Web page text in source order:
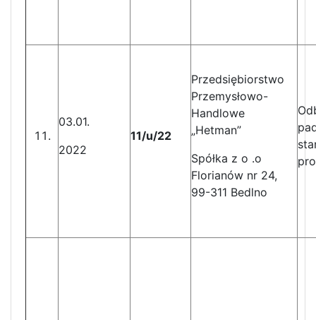
03.01.
2022
11/u/22
Przedsiębiorstwo
Przemysłowo-
Handlowe
„Hetman”
Spółka z o .o
Florianów nr 24,
99-311 Bedlno